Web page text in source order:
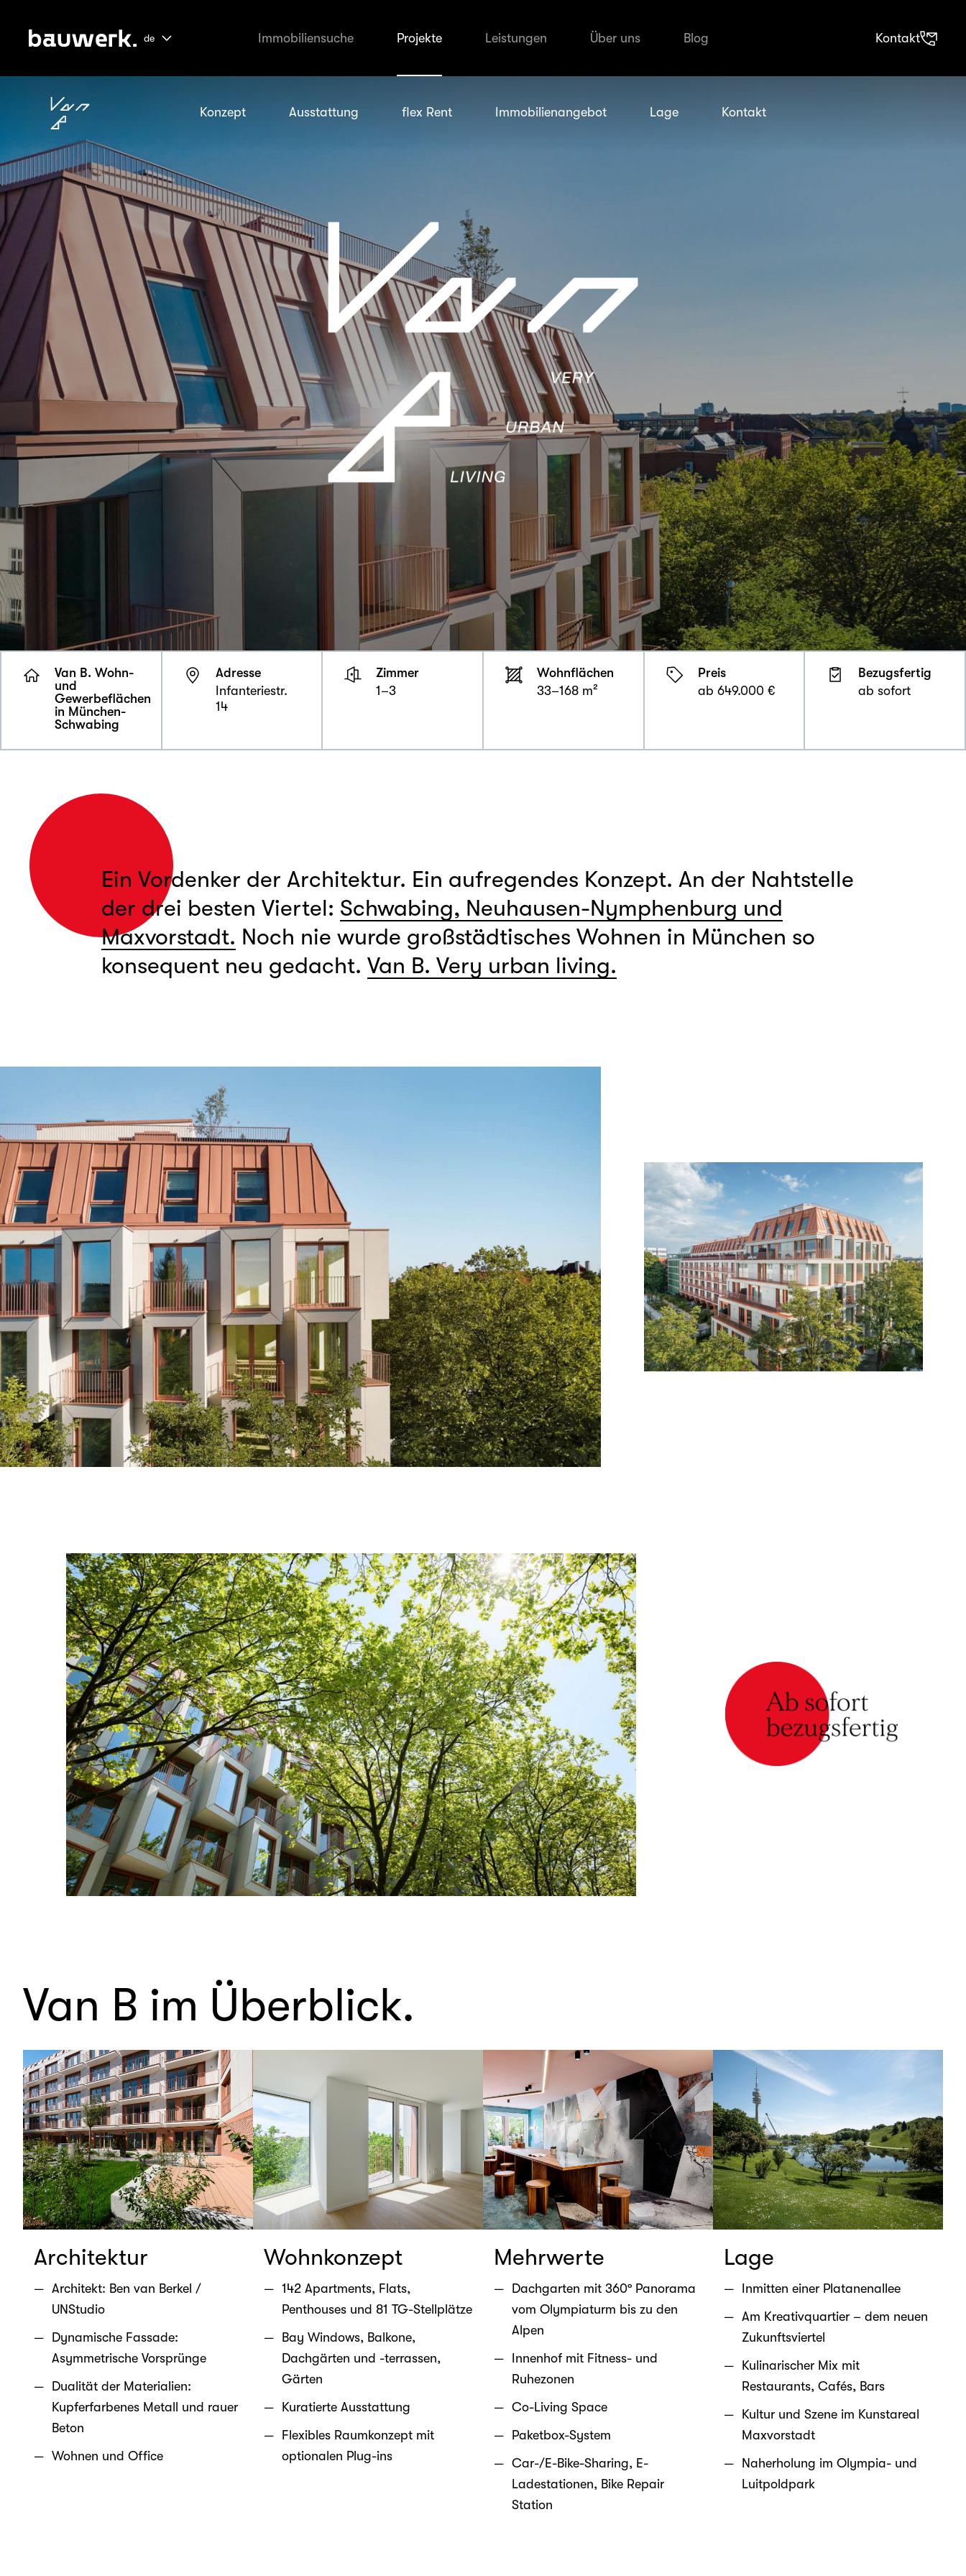
de Immobiliensuche Projekte Leistungen Über uns Blog Kontakt
Konzept Ausstattung flex Rent Immobilienangebot Lage Kontakt
Van B. Wohn-
und
Gewerbeflächen
in München-
Schwabing
Adresse
Infanteriestr.
14
Zimmer
1–3
Wohnflächen
33–168 m²
Preis
ab 649.000 €
Bezugsfertig
ab sofort
Ein Vordenker der Architektur. Ein aufregendes Konzept. An der Nahtstelle
der drei besten Viertel: Schwabing, Neuhausen-Nymphenburg und
Maxvorstadt. Noch nie wurde großstädtisches Wohnen in München so
konsequent neu gedacht. Van B. Very urban living.
Van B im Überblick.
Architektur
Architekt: Ben van Berkel /
UNStudio
Dynamische Fassade:
Asymmetrische Vorsprünge
Dualität der Materialien:
Kupferfarbenes Metall und rauer
Beton
Wohnen und Office
Wohnkonzept
142 Apartments, Flats,
Penthouses und 81 TG-Stellplätze
Bay Windows, Balkone,
Dachgärten und -terrassen,
Gärten
Kuratierte Ausstattung
Flexibles Raumkonzept mit
optionalen Plug-ins
Mehrwerte
Dachgarten mit 360º Panorama
vom Olympiaturm bis zu den
Alpen
Innenhof mit Fitness- und
Ruhezonen
Co-Living Space
Paketbox-System
Car-/E-Bike-Sharing, E-
Ladestationen, Bike Repair
Station
Lage
Inmitten einer Platanenallee
Am Kreativquartier – dem neuen
Zukunftsviertel
Kulinarischer Mix mit
Restaurants, Cafés, Bars
Kultur und Szene im Kunstareal
Maxvorstadt
Naherholung im Olympia- und
Luitpoldpark